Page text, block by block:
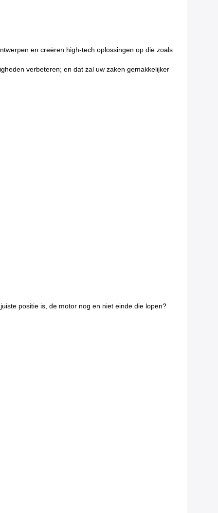
en creëren high-tech oplossingen op die zoals
verbeteren; en dat zal uw zaken gemakkelijker
positie is, de motor nog en niet einde die lopen?